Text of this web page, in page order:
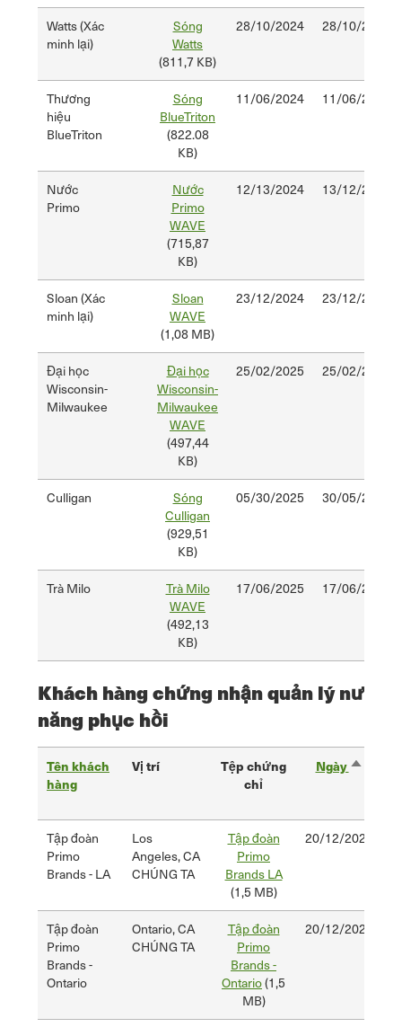
Watts (Xác
minh lại)
Sóng
Watts
(811,7 KB)
28/10/2024 28/10/2026
Thương
hiệu
BlueTriton
Sóng
BlueTriton
(822.08
KB)
11/06/2024 11/06/2026
Nước
Primo
Nước
Primo
WAVE
(715,87
KB)
12/13/2024 13/12/2026
Sloan (Xác
minh lại)
Sloan
WAVE
(1,08 MB)
23/12/2024 23/12/2026
Đại học
Wisconsin-
Milwaukee
Đại học
Wisconsin-
Milwaukee
WAVE
(497,44
KB)
25/02/2025 25/02/2027
Culligan
Sóng
Culligan
(929,51
KB)
05/30/2025 30/05/2027
Trà Milo
Trà Milo
WAVE
(492,13
KB)
17/06/2025 17/06/2027
Khách hàng chứng nhận quản lý nước
năng phục hồi
Tên khách
hàng
Vị trí
Tệp chứng
chỉ
Ngày bắt
chỉ
Sắp
Tập đoàn
Primo
Brands - LA
Los
Angeles, CA
CHÚNG TA
Tập đoàn
Primo
Brands LA
(1,5 MB)
20/12/2024
Tập đoàn
Primo
Brands -
Ontario
Ontario, CA
CHÚNG TA
Tập đoàn
Primo
Brands -
Ontario(1,5
MB)
20/12/2024